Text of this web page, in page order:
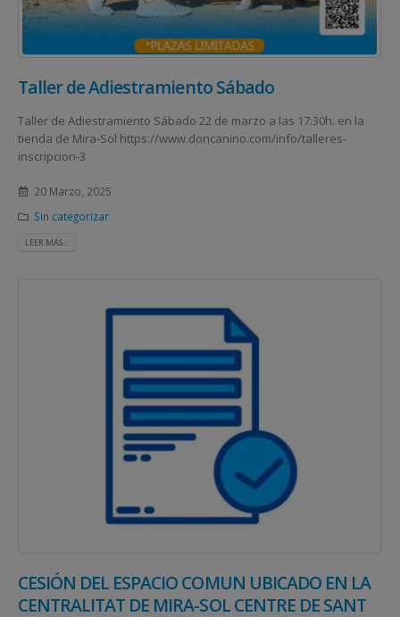
Taller de Adiestramiento Sábado
Taller de Adiestramiento Sábado 22 de marzo a las 17:30h. en la
tienda de Mira-Sol https://www.doncanino.com/info/talleres-
inscripcion-3
20 Marzo, 2025
Sin categorizar
LEER MÁS...
CESIÓN DEL ESPACIO COMUN UBICADO EN LA
CENTRALITAT DE MIRA-SOL CENTRE DE SANT